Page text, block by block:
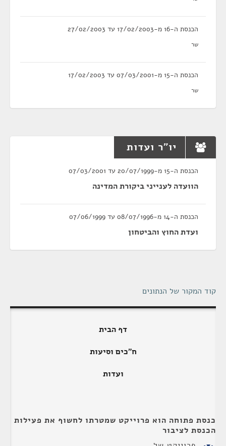
הכנסת ה-16 מ-17/02/2003 עד 27/02/2003
שר
הכנסת ה-15 מ-07/03/2001 עד 17/02/2003
שר
יו"ר ועדות
הכנסת ה-15 מ-20/07/1999 עד 07/03/2001
הוועדה לענייני ביקורת המדינה
הכנסת ה-14 מ-08/07/1996 עד 07/06/1999
ועדת החוץ והביטחון
קוד המקור של הנתונים
דף הבית
ח"כים וסיעות
ועדות
כנסת פתוחה הוא פרוייקט שמטרתו לחשוף את פעילות
הכנסת לציבור